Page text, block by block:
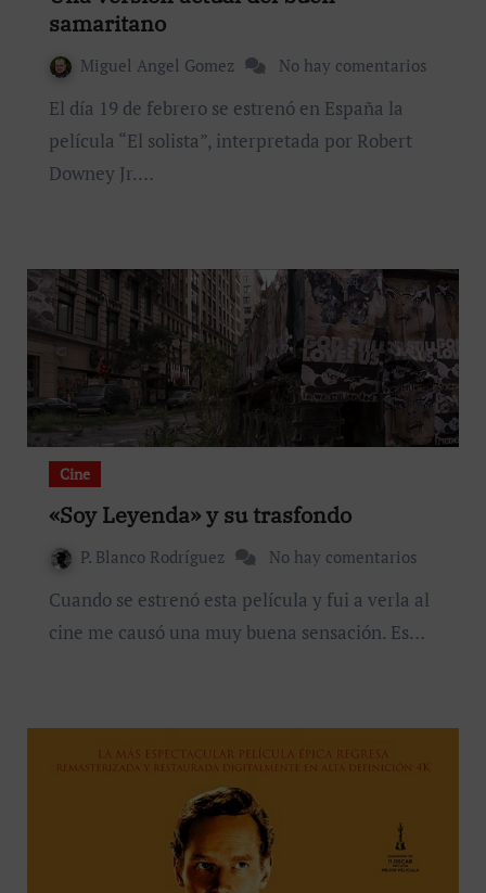
samaritano
Miguel Angel Gomez No hay comentarios
El día 19 de febrero se estrenó en España la
película “El solista”, interpretada por Robert
Downey Jr.…
Cine
«Soy Leyenda» y su trasfondo
P. Blanco Rodríguez No hay comentarios
Cuando se estrenó esta película y fui a verla al
cine me causó una muy buena sensación. Es…